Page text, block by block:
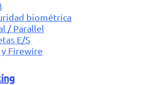
biométrica
/ Parallel
E/S
y Firewire